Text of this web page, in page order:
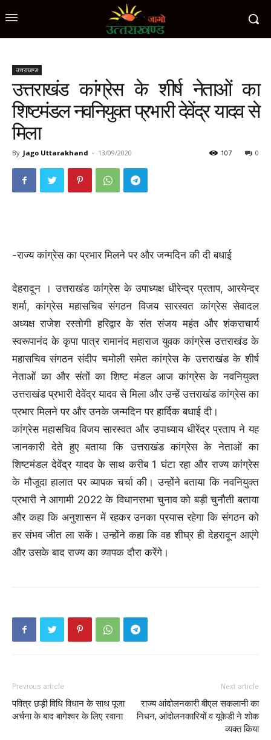
उत्तराखण्ड
उत्तराखंड कांग्रेस के शीर्ष नेताओं का
शिष्टमंडल नवनियुक्त प्रभारी देवेंद्र यादव से
मिला
By Jago Uttarakhand - 13/09/2020 0
107
-राज्य कांग्रेस का प्रभार मिलने पर और जन्मदिन की दी बधाई
देहरादून । उत्तराखंड कांग्रेस के उपाध्यक्ष धीरेन्द्र प्रताप, आरयेन्द्र
शर्मा, कांग्रेस महासचिव संगठन विजय सारस्वत कांग्रेस सेवादल
अध्यक्ष राजेश रस्तोगी हरिद्वार के संत संजय महंत और शंकराचार्य
स्वरूपानंद के कृपा पात्र रामानंद महाराज युवक कांग्रेस उत्तराखंड के
महासचिव संगठन संदीप चमोली समेत कांग्रेस के उत्तराखंड के शीर्ष
नेताओं का और संतों का शिष्ट मंडल आज कांग्रेस के नवनियुक्त
उत्तराखंड प्रभारी देवेंद्र यादव से मिला और उन्हें उत्तराखंड कांग्रेस का
प्रभार मिलने पर और उनके जन्मदिन पर हार्दिक बधाई दी।
कांग्रेस महासचिव विजय सारस्वत और उपाध्याय धीरेंद्र प्रताप ने यह
जानकारी देते हुए बताया कि उत्तराखंड कांग्रेस के नेताओं का
शिष्टमंडल देवेंद्र यादव के साथ करीब 1 घंटा रहा और राज्य कांग्रेस
के मौजूदा हालात पर व्यापक चर्चा की। उन्होंने बताया कि नवनियुक्त
प्रभारी ने आगामी 2022 के विधानसभा चुनाव को बड़ी चुनौती बताया
और कहा कि अनुशासन में रहकर उनका प्रयास रहेगा कि संगठन को
हर संभव जीत ला सकें। उन्होंने कहा कि वह शीघ्र ही देहरादून आएंगे
और उसके बाद राज्य का व्यापक दौरा करेंगे।
Previous article
पवित्र छड़ी विधि विधान के साथ पूजा
अर्चना के बाद बागेश्वर के लिए रवाना
Next article
राज्य आंदोलनकारी बीएल सकलानी का
निधन, आंदोलनकारियों व यूकेडी ने शोक
व्यक्त किया